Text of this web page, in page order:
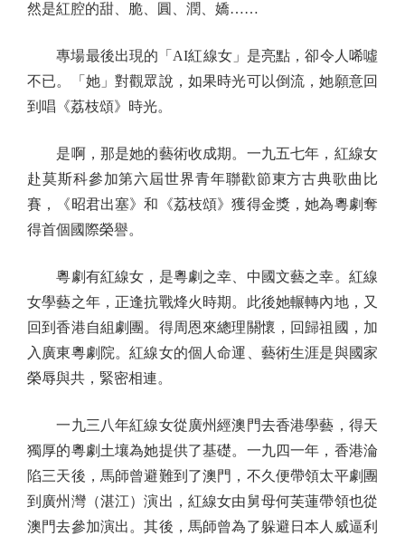
然是紅腔的甜、脆、圓、潤、嬌……
專場最後出現的「AI紅線女」是亮點，卻令人唏噓
不已。「她」對觀眾說，如果時光可以倒流，她願意回
到唱《荔枝頌》時光。
是啊，那是她的藝術收成期。一九五七年，紅線女
赴莫斯科參加第六屆世界青年聯歡節東方古典歌曲比
賽，《昭君出塞》和《荔枝頌》獲得金獎，她為粵劇奪
得首個國際榮譽。
粵劇有紅線女，是粵劇之幸、中國文藝之幸。紅線
女學藝之年，正逢抗戰烽火時期。此後她輾轉內地，又
回到香港自組劇團。得周恩來總理關懷，回歸祖國，加
入廣東粵劇院。紅線女的個人命運、藝術生涯是與國家
榮辱與共，緊密相連。
一九三八年紅線女從廣州經澳門去香港學藝，得天
獨厚的粵劇土壤為她提供了基礎。一九四一年，香港淪
陷三天後，馬師曾避難到了澳門，不久便帶領太平劇團
到廣州灣（湛江）演出，紅線女由舅母何芙蓮帶領也從
澳門去參加演出。其後，馬師曾為了躲避日本人威逼利